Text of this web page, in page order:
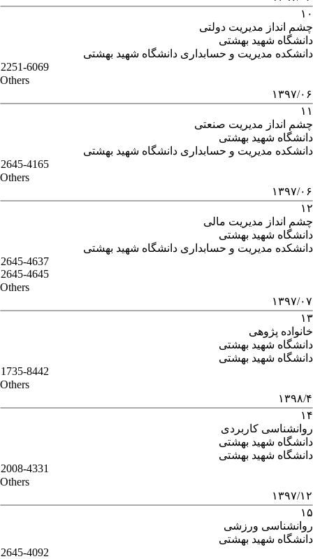
۱۰
چشم انداز مدیریت دولتی
دانشگاه شهید بهشتی
دانشکده مدیریت و حسابداری دانشگاه شهید بهشتی
2251-6069
Others
۱۳۹۷/۰۶
۱۱
چشم انداز مدیریت صنعتی
دانشگاه شهید بهشتی
دانشکده مدیریت و حسابداری دانشگاه شهید بهشتی
2645-4165
Others
۱۳۹۷/۰۶
۱۲
چشم انداز مدیریت مالی
دانشگاه شهید بهشتی
دانشکده مدیریت و حسابداری دانشگاه شهید بهشتی
2645-4637
2645-4645
Others
۱۳۹۷/۰۷
۱۳
خانواده پژوهی
دانشگاه شهید بهشتی
دانشگاه شهید بهشتی
1735-8442
Others
۱۳۹۸/۴
۱۴
روانشناسی کاربردی
دانشگاه شهید بهشتی
دانشگاه شهید بهشتی
2008-4331
Others
۱۳۹۷/۱۲
۱۵
روانشناسی ورزشی
دانشگاه شهید بهشتی
2645-4092